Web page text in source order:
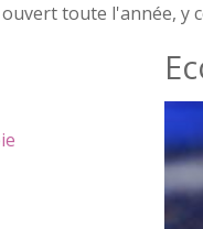
toute l'année, y